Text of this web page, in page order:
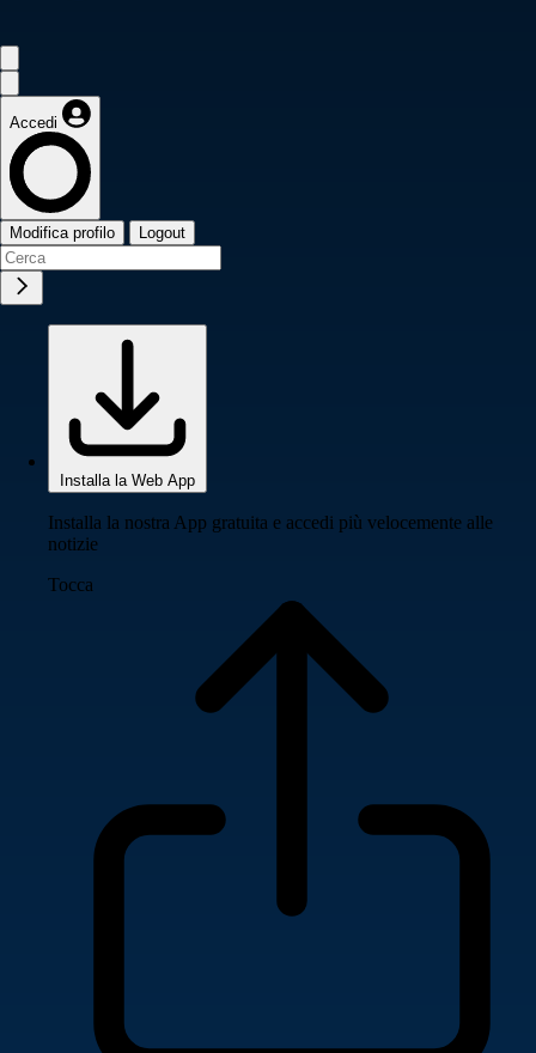
Accedi
Modifica profilo Logout
Installa la Web App
Installa la nostra App gratuita e accedi più velocemente alle
notizie
Tocca